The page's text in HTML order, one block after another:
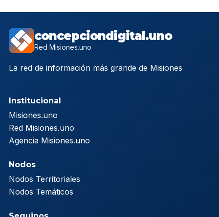
concepciondigital.uno
Red Misiones.uno
La red de información más grande de Misiones
Institucional
Misiones.uno
Red Misiones.uno
Agencia Misiones.uno
Nodos
Nodos Territoriales
Nodos Temáticos